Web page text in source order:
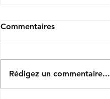
Commentaires
Rédigez un commentaire...